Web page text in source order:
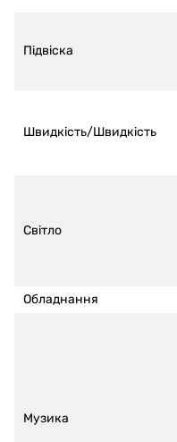
Підвіска
Швидкість/Швидкість
Світло
Обладнання
Музика